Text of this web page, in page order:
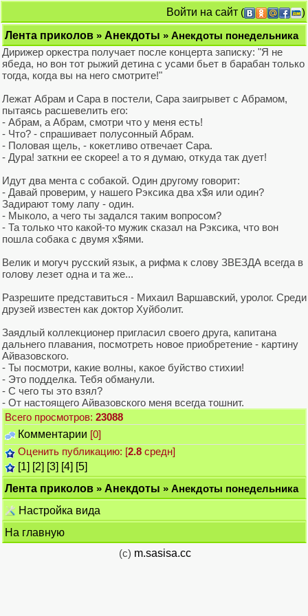
Войти на сайт (
)
Лента приколов » Анекдоты » Анекдоты понедельника
Дирижер оркестра получает после концерта записку: "Я не
ябеда, но вон тот рыжий детина с усами бьет в барабан только
тогда, когда вы на него смотрите!"
Лежат Абрам и Сара в постели, Сара заигрывет с Абрамом,
пытаясь расшевелить его:
- Абрам, а Абрам, смотри что у меня есть!
- Что? - спрашивает полусонный Абрам.
- Половая щель, - кокетливо отвечает Сара.
- Дура! заткни ее скорее! а то я думаю, откуда так дует!
Идут два мента с собакой. Один другому говорит:
- Давай проверим, у нашего Рэксика два х$я или один?
Задирают тому лапу - один.
- Мыколо, а чего ты задался таким вопросом?
- Та только что какой-то мужик сказал на Рэксика, что вон
пошла собака с двумя х$ями.
Велик и могуч русский язык, а рифма к слову ЗВЕЗДА всегда в
голову лезет одна и та же...
Разрешите представиться - Михаил Варшавский, уролог. Среди
друзей известен как доктор Хуйболит.
Заядлый коллекционер пригласил своего друга, капитана
дальнего плавания, посмотреть новое приобретение - картину
Айвазовского.
- Ты посмотри, какие волны, какое буйство стихии!
- Это подделка. Тебя обманули.
- С чего ты это взял?
- От настоящего Айвазовского меня всегда тошнит.
Всего просмотров: 23088
Комментарии [0]
Оценить публикацию: [2.8 средн]
[1] [2] [3] [4] [5]
Лента приколов » Анекдоты » Анекдоты понедельника
Настройка вида
На главную
(c) m.sasisa.cc